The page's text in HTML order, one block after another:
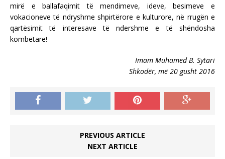
mirë e ballafaqimit të mendimeve, ideve, besimeve e
vokacioneve të ndryshme shpirtërore e kulturore, në rrugën e
qartësimit të interesave të ndershme e të shëndosha
kombëtare!
Imam Muhamed B. Sytari
Shkodër, më 20 gusht 2016
PREVIOUS ARTICLE
NEXT ARTICLE